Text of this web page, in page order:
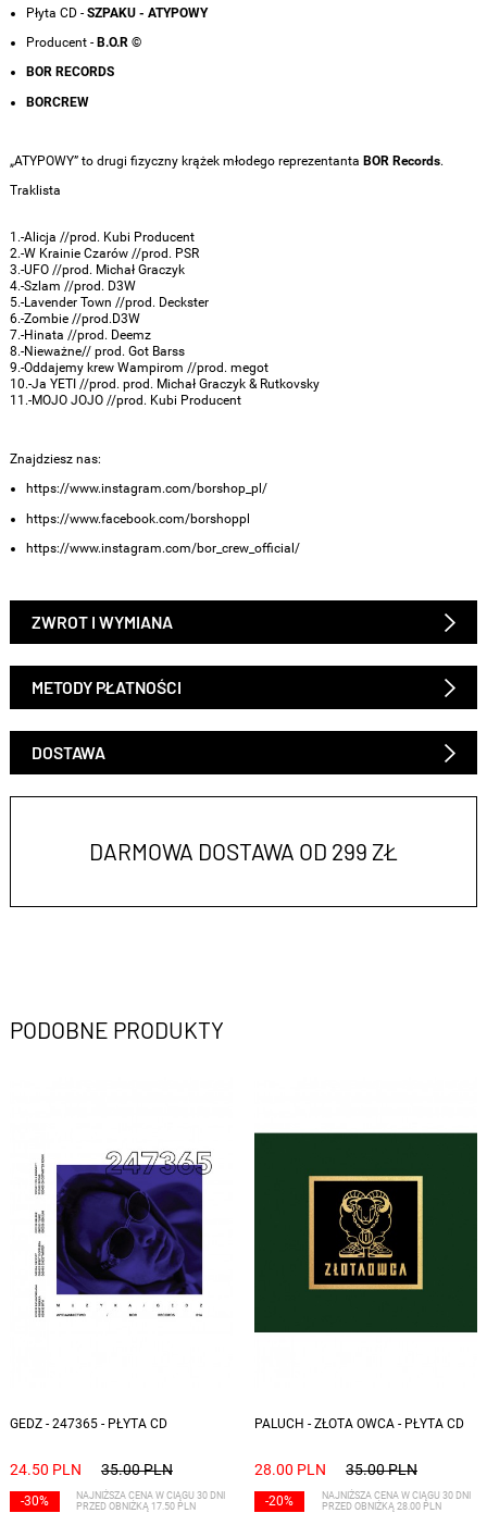
Płyta CD - SZPAKU - ATYPOWY
Producent - B.O.R ©
BOR RECORDS
BORCREW
„ATYPOWY” to drugi fizyczny krążek młodego reprezentanta BOR Records.
Traklista
1.-Alicja //prod. Kubi Producent
2.-W Krainie Czarów //prod. PSR
3.-UFO //prod. Michał Graczyk
4.-Szlam //prod. D3W
5.-Lavender Town //prod. Deckster
6.-Zombie //prod.D3W
7.-Hinata //prod. Deemz
8.-Nieważne// prod. Got Barss
9.-Oddajemy krew Wampirom //prod. megot
10.-Ja YETI //prod. prod. Michał Graczyk & Rutkovsky
11.-MOJO JOJO //prod. Kubi Producent
Znajdziesz nas:
https://www.instagram.com/borshop_pl/
https://www.facebook.com/borshoppl
https://www.instagram.com/bor_crew_official/
ZWROT I WYMIANA
METODY PŁATNOŚCI
DOSTAWA
DARMOWA DOSTAWA OD 299 ZŁ
PODOBNE PRODUKTY
GEDZ - 247365 - PŁYTA CD
24.50 PLN 35.00 PLN
-30%
NAJNIŻSZA CENA W CIĄGU 30 DNI
PRZED OBNIŻKĄ 17.50 PLN
PALUCH - ZŁOTA OWCA - PŁYTA CD
28.00 PLN 35.00 PLN
-20%
NAJNIŻSZA CENA W CIĄGU 30 DNI
PRZED OBNIŻKĄ 28.00 PLN